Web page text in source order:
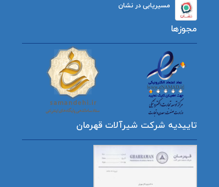
مسیریابی در نشان
مجوزها
تاییدیه شرکت شیرآلات قهرمان